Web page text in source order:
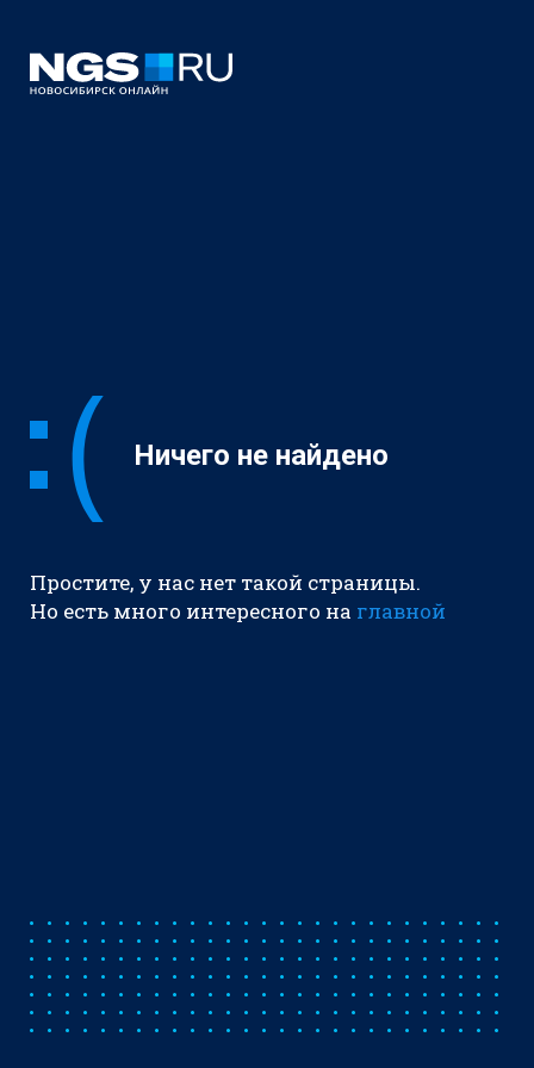
Ничего не найдено
Простите, у нас нет такой страницы.
Но есть много интересного на главной